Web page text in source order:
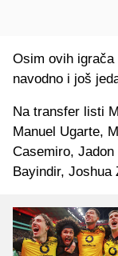
Osim ovih igrača
navodno i još
Na transfer listi
Manuel Ugarte,
Casemiro,
Bayindir,